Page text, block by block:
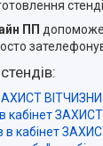
ПП допоможе
кабінет
в кабінет